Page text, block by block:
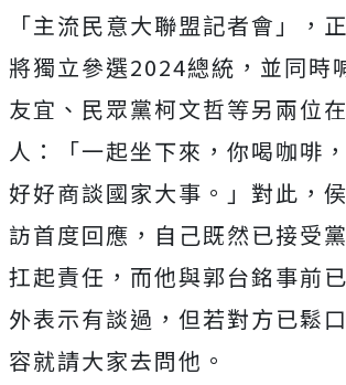
「主流民意大聯盟記者會」，
將獨立參選2024總統，並同時
友宜、民眾黨柯文哲等另兩位
人：「一起坐下來，你喝咖啡
好好商談國家大事。」對此，
訪首度回應，自己既然已接受
扛起責任，而他與郭台銘事前
外表示有談過，但若對方已鬆
容就請大家去問他。